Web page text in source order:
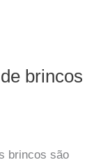
brincos
brincos são